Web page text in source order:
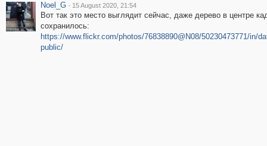
Noel_G · 15 August 2020, 21:54
Вот так это место выглядит сейчас, даже дерево в центре
сохранилось:
https://www.flickr.com/photos/76838890@N08/50230473771/in/
public/